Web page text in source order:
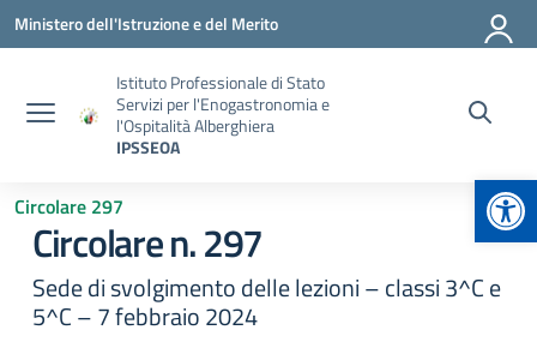
Vai ai contenuti
Vai al menu di navigazione
Vai al footer
Ministero dell'Istruzione e del Merito
Istituto Professionale di Stato
Servizi per l'Enogastronomia e
l'Ospitalità Alberghiera
IPSSEOA
Circolare 297
Circolare n. 297
Sede di svolgimento delle lezioni – classi 3^C e
5^C – 7 febbraio 2024